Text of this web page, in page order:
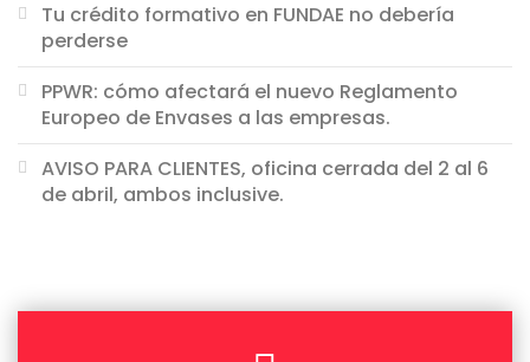
Tu crédito formativo en FUNDAE no debería
perderse
PPWR: cómo afectará el nuevo Reglamento
Europeo de Envases a las empresas.
AVISO PARA CLIENTES, oficina cerrada del 2 al 6
de abril, ambos inclusive.